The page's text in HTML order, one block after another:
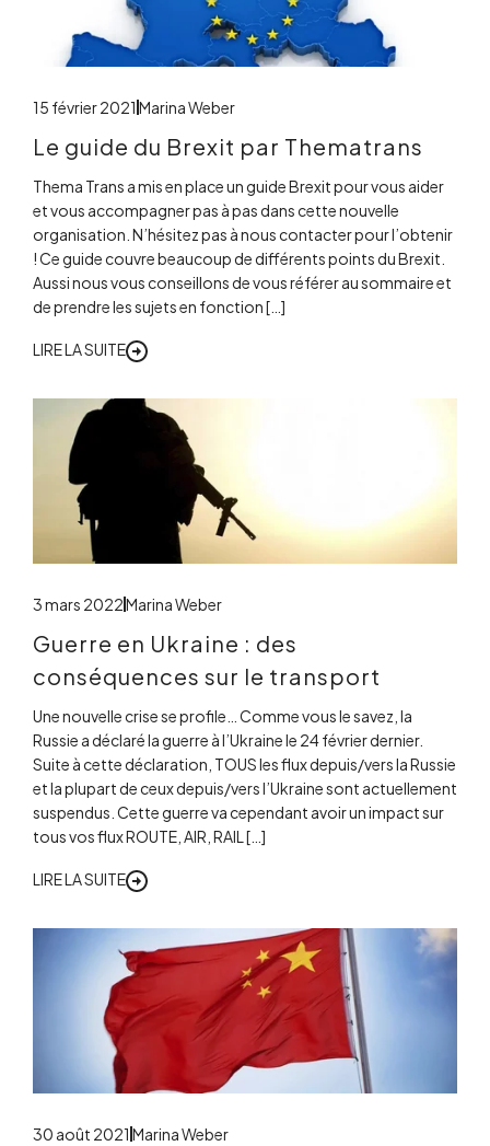
15 février 2021 Marina Weber
Le guide du Brexit par Thematrans
Thema Trans a mis en place un guide Brexit pour vous aider
et vous accompagner pas à pas dans cette nouvelle
organisation. N’hésitez pas à nous contacter pour l’obtenir
! Ce guide couvre beaucoup de différents points du Brexit.
Aussi nous vous conseillons de vous référer au sommaire et
de prendre les sujets en fonction […]
LIRE LA SUITE
3 mars 2022Marina Weber
Guerre en Ukraine : des
conséquences sur le transport
Une nouvelle crise se profile… Comme vous le savez, la
Russie a déclaré la guerre à l’Ukraine le 24 février dernier.
Suite à cette déclaration, TOUS les flux depuis/vers la Russie
et la plupart de ceux depuis/vers l’Ukraine sont actuellement
suspendus. Cette guerre va cependant avoir un impact sur
tous vos flux ROUTE, AIR, RAIL […]
LIRE LA SUITE
30 août 2021 Marina Weber